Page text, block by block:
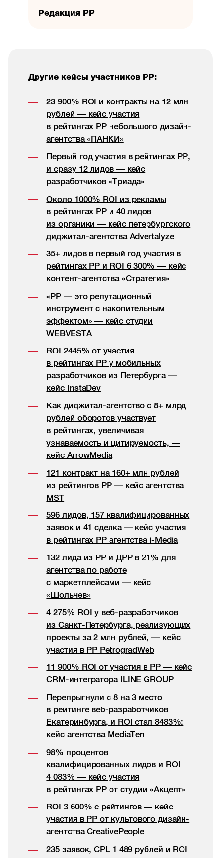
Редакция РР
Другие кейсы участников РР:
23 900% ROI и контракты на 12 млн
рублей — кейс участия
в рейтингах РР небольшого дизайн-
агентства «ПАНКИ»
Первый год участия в рейтингах РР,
и сразу 12 лидов — кейс
разработчиков «Триада»
Около 1000% ROI из рекламы
в рейтингах РР и 40 лидов
из органики — кейс петербургского
диджитал-агентства Advertalyze
35+ лидов в первый год участия в
рейтингах РР и ROI 6 300% — кейс
контент-агентства «Стратегия»
«РР — это репутационный
инструмент с накопительным
эффектом» — кейс студии
WEBVESTA
ROI 2445% от участия
в рейтингах РР у мобильных
разработчиков из Петербурга —
кейс InstaDev
Как диджитал-агентство с 8+ млрд
рублей оборотов участвует
в рейтингах, увеличивая
узнаваемость и цитируемость, —
кейс ArrowMedia
121 контракт на 160+ млн рублей
из рейтингов РР — кейс агентства
MST
596 лидов, 157 квалифицированных
заявок и 41 сделка — кейс участия
в рейтингах РР агентства i-Media
132 лида из РР и ДРР в 21% для
агентства по работе
с маркетплейсами — кейс
«Шольчев»
4 275% ROI у веб-разработчиков
из Санкт-Петербурга, реализующих
проекты за 2 млн рублей, — кейс
участия в РР PetrogradWeb
11 900% ROI от участия в РР — кейс
CRM-интегратора ILINE GROUP
Перепрыгнули с 8 на 3 место
в рейтинге веб-разработчиков
Екатеринбурга, и ROI стал 8483%:
кейс агентства MediaTen
98% процентов
квалифицированных лидов и ROI
4 083% — кейс участия
в рейтингах РР от студии «Акцепт»
ROI 3 600% с рейтингов — кейс
участия в РР от культового дизайн-
агентства CreativePeople
235 заявок, CPL 1 489 рублей и ROI